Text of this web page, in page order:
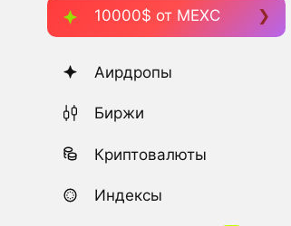
10000$ от MEXC
Аирдропы
Биржи
Криптовалюты
Индексы